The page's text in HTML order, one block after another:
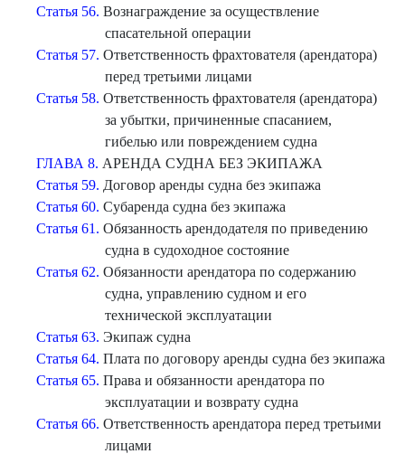
Статья 56. Вознаграждение за осуществление
спасательной операции
Статья 57. Ответственность фрахтователя (арендатора)
перед третьими лицами
Статья 58. Ответственность фрахтователя (арендатора)
за убытки, причиненные спасанием,
гибелью или повреждением судна
ГЛАВА 8. АРЕНДА СУДНА БЕЗ ЭКИПАЖА
Статья 59. Договор аренды судна без экипажа
Статья 60. Субаренда судна без экипажа
Статья 61. Обязанность арендодателя по приведению
судна в судоходное состояние
Статья 62. Обязанности арендатора по содержанию
судна, управлению судном и его
технической эксплуатации
Статья 63. Экипаж судна
Статья 64. Плата по договору аренды судна без экипажа
Статья 65. Права и обязанности арендатора по
эксплуатации и возврату судна
Статья 66. Ответственность арендатора перед третьими
лицами